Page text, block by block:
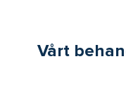
Vårt